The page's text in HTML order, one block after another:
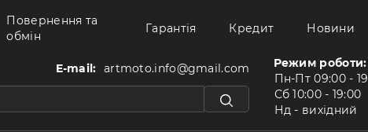
Повернення та
обмін
Гарантія Кредит Новини
E-mail: artmoto.info@gmail.com
Режим роботи:
Пн-Пт 09:00 -
Сб 10:00 - 19:00
Нд - вихідний